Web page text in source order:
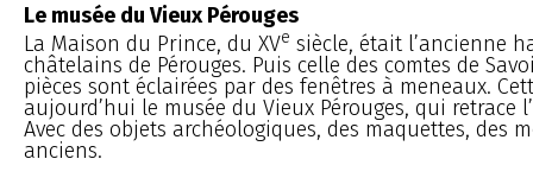
Le musée du Vieux Pérouges
La Maison du Prince, du XVe siècle, était l’ancienne
châtelains de Pérouges. Puis celle des comtes de
pièces sont éclairées par des fenêtres à meneaux.
aujourd’hui le musée du Vieux Pérouges, qui retrace
Avec des objets archéologiques, des maquettes, des
anciens.